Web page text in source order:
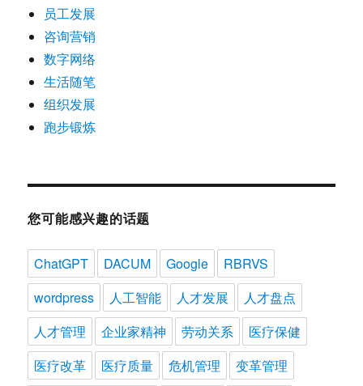
员工发展
咨询营销
数字网络
生活随笔
组织发展
跑步锻炼
您可能感兴趣的话题
ChatGPT DACUM Google
RBRVS
wordpress
人工智能 人才发展
人才盘点
人才管理
企业家精神 劳动关系
医疗保健
医疗改革
医疗质量 危机管理
变革管理